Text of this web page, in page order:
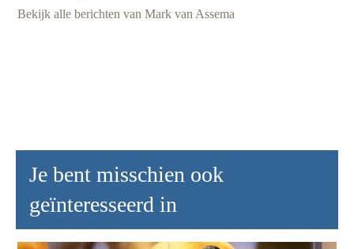
Bekijk alle berichten van Mark van Assema
Je bent misschien ook
geïnteresseerd in